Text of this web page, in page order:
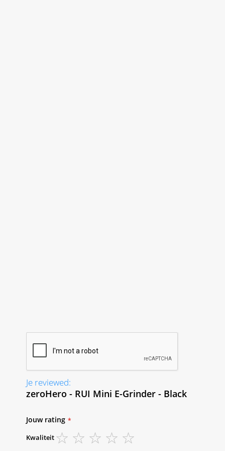
Je reviewed:
zeroHero - RUI Mini E-Grinder - Black
Jouw rating
Kwaliteit